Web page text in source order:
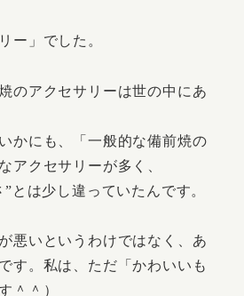
ー」でした。
のアクセサリーは世の中にあ
かにも、「一般的な備前焼の
アクセサリーが多く、
とは少し違っていたんです。
悪いというわけではなく、あ
す。私は、ただ「かわいいも
＾＾）